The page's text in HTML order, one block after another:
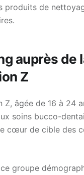
produits de
auprès de
Z
Z, âgée de 16 à 24
soins bucco-
cœur de cible des
groupe